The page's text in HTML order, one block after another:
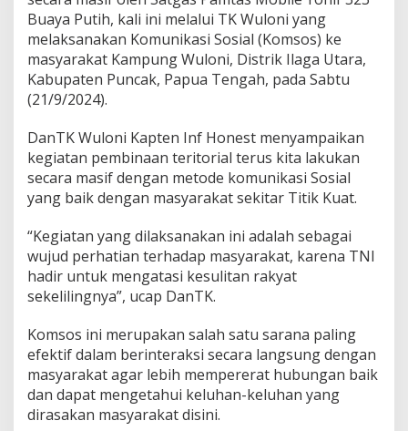
n
a
k
a
n
s
o
s
k
e
e
d
a
l
a
a
n
P
a
p
u
Buaya Putih, kali ini melalui TK Wuloni yang
melaksanakan Komunikasi Sosial (Komsos) ke
masyarakat Kampung Wuloni, Distrik Ilaga Utara,
Kabupaten Puncak, Papua Tengah, pada Sabtu
(21/9/2024).
DanTK Wuloni Kapten Inf Honest menyampaikan
kegiatan pembinaan teritorial terus kita lakukan
secara masif dengan metode komunikasi Sosial
yang baik dengan masyarakat sekitar Titik Kuat.
“Kegiatan yang dilaksanakan ini adalah sebagai
wujud perhatian terhadap masyarakat, karena TNI
hadir untuk mengatasi kesulitan rakyat
sekelilingnya”, ucap DanTK.
Komsos ini merupakan salah satu sarana paling
efektif dalam berinteraksi secara langsung dengan
masyarakat agar lebih mempererat hubungan baik
dan dapat mengetahui keluhan-keluhan yang
dirasakan masyarakat disini.